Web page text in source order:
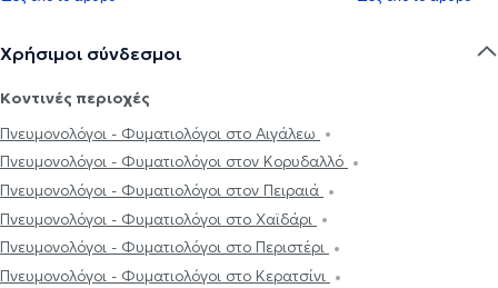
Χρήσιμοι σύνδεσμοι
Κοντινές περιοχές
Πνευμονολόγοι - Φυματιολόγοι στο Αιγάλεω
Πνευμονολόγοι - Φυματιολόγοι στον Κορυδαλλό
Πνευμονολόγοι - Φυματιολόγοι στον Πειραιά
Πνευμονολόγοι - Φυματιολόγοι στο Χαϊδάρι
Πνευμονολόγοι - Φυματιολόγοι στο Περιστέρι
Πνευμονολόγοι - Φυματιολόγοι στο Κερατσίνι